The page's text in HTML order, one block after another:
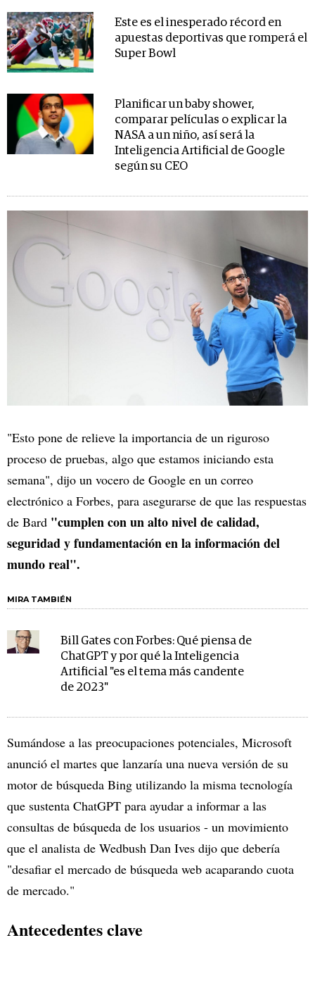
Este es el inesperado récord en
apuestas deportivas que romperá el
Super Bowl
Planificar un baby shower,
comparar películas o explicar la
NASA a un niño, así será la
Inteligencia Artificial de Google
según su CEO
"Esto pone de relieve la importancia de un riguroso
proceso de pruebas, algo que estamos iniciando esta
semana", dijo un vocero de Google en un correo
electrónico a Forbes, para asegurarse de que las respuestas
de Bard "cumplen con un alto nivel de calidad,
seguridad y fundamentación en la información del
mundo real".
MIRA TAMBIÉN
Bill Gates con Forbes: Qué piensa de
ChatGPT y por qué la Inteligencia
Artificial "es el tema más candente
de 2023"
Sumándose a las preocupaciones potenciales, Microsoft
anunció el martes que lanzaría una nueva versión de su
motor de búsqueda Bing utilizando la misma tecnología
que sustenta ChatGPT para ayudar a informar a las
consultas de búsqueda de los usuarios - un movimiento
que el analista de Wedbush Dan Ives dijo que debería
"desafiar el mercado de búsqueda web acaparando cuota
de mercado."
Antecedentes clave